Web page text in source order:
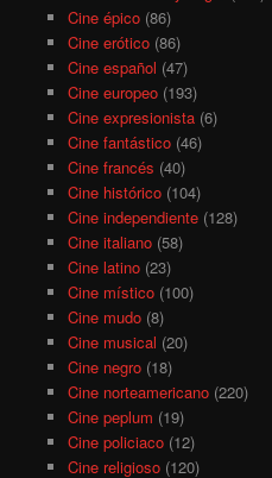
Cine épico(86)
Cine erótico(86)
Cine español (47)
Cine europeo(193)
Cine expresionista(6)
Cine fantástico(46)
Cine francés (40)
Cine histórico(104)
Cine independiente(128)
Cine italiano(58)
Cine latino(23)
Cine místico(100)
Cine mudo(8)
Cine musical (20)
Cine negro(18)
Cine norteamericano(220)
Cine peplum (19)
Cine policiaco(12)
Cine religioso(120)